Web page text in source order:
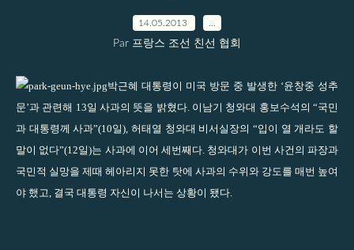
14.05.2013
Par 프랑스 조선 친선 협회
박근혜 대통령이 미국 방문 중 발생한 ‘윤창중 성추
문’과 관련해 13일 사과의 뜻을 밝혔다. 이남기 청와대 홍보수석의 “국민
과 대통령께 사과”(10일), 허태열 청와대 비서실장의 “입이 열 개라도 할
말이 없다”(12일)는 사과에 이어 세번째다. 청와대가 이번 사건의 파장과
국민적 실망을 제때 헤아리지 못한 탓에 사과의 수위와 강도를 매번 높여
야 했고, 결국 대통령 자신이 나서는 상황이 됐다.